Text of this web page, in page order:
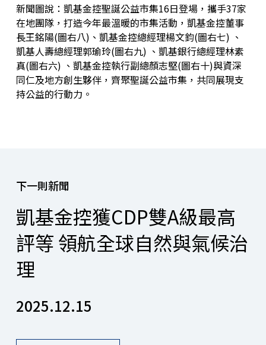
新聞圖說：凱基金控聖誕公益市集16日登場，攜手37家
在地團隊，打造今年最溫暖的市集活動，凱基金控董事
長王銘陽(圖右八)、凱基金控總經理楊文鈞(圖右七) 、
凱基人壽總經理郭瑜玲(圖右九) 、凱基銀行總經理林素
真(圖右六) 、凱基金控執行副總顏志堅(圖右十)與資深
同仁及地方創生夥伴，齊聚聖誕公益市集，共同展現支
持公益的行動力。
下一則新聞
凱基金控獲CDP雙A級最高
評等 領航全球自然與氣候治
理
2025.12.15